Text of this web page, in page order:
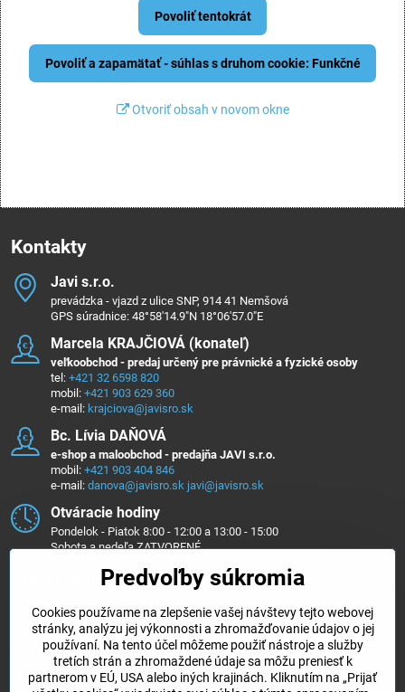
Povoliť tentokrát
Povoliť a zapamätať - súhlas s druhom cookie: Funkčné
Otvoriť obsah v novom okne
Kontakty
Javi s​.r​.o​.
prevádzka - vjazd z ulice SNP, 914 41 Nemšová
GPS súradnice: 48°58'14.9"N 18°06'57.0"E
Marcela KRAJČIOVÁ (konateľ)
veľkoobchod - predaj určený pre právnické a fyzické osoby
tel: +421 32 6598 820
mobil: +421 903 629 360
e-mail: krajciova@javisro.sk
Bc​. Lívia DAŇOVÁ
e-shop a maloobchod - predajňa JAVI s.r.o.
mobil: +421 903 404 846
e-mail: danova@javisro.sk javi@javisro.sk
Otváracie hodiny
Pondelok - Piatok 8:00 - 12:00 a 13:00 - 15:00
Sobota a nedeľa ZATVORENÉ
Sledujte nás na ...
Facebook Instagram
Objednávky
Predvoľby súkromia
Cookies používame na zlepšenie vašej návštevy tejto webovej
stránky, analýzu jej výkonnosti a zhromažďovanie údajov o jej
používaní. Na tento účel môžeme použiť nástroje a služby
tretích strán a zhromaždené údaje sa môžu preniesť k
partnerom v EÚ, USA alebo iných krajinách. Kliknutím na „Prijať